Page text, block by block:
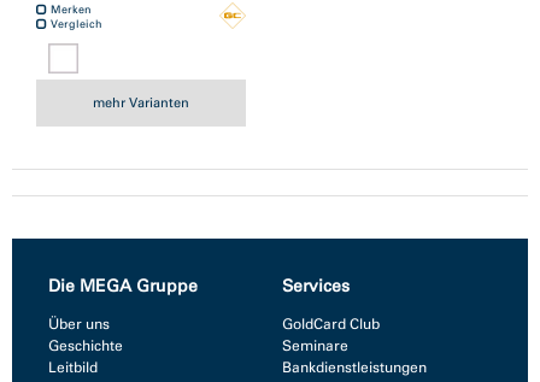
Merken
Vergleich
mehr Varianten
Die MEGA Gruppe
Über uns
Geschichte
Leitbild
Services
GoldCard Club
Seminare
Bankdienstleistungen